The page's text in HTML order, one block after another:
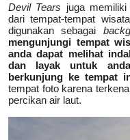
Devil Tears juga
dari tempat-tempat
digunakan sebagai
mengunjungi tempat
anda dapat melihat
dan layak untuk
berkunjung ke tempat
tempat foto karena
percikan air laut.